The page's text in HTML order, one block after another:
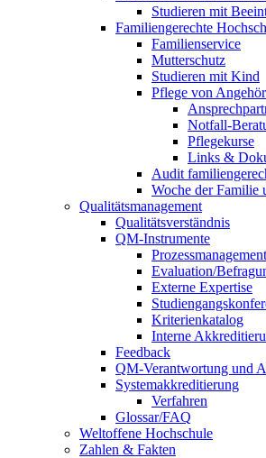
Studieren mit
Familiengerechte
Familienservice
Mutterschutz
Studieren mit Kind
Pflege von
Notfall-
Pflegekurse
Links &
Audit
Woche der Familie
Qualitätsmanagement
Qualitätsverständnis
QM-Instrumente
Prozessmanagement
Evaluation/
Externe Expertise
Kriterienkatalog
Interne
Feedback
QM-Verantwortung und
Systemakkreditierung
Verfahren
Glossar/FAQ
Weltoffene Hochschule
Zahlen & Fakten